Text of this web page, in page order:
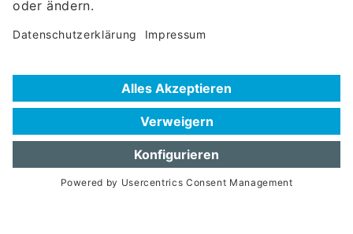
Veranstaltungssuche
Unternehmerreisen
Firmendatenbank